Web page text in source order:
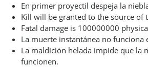
En primer proyectil despeja la
Kill will be granted to the source of
Fatal damage is 100000000
La muerte instantánea no funciona
La maldición helada impide que la
funcionen.